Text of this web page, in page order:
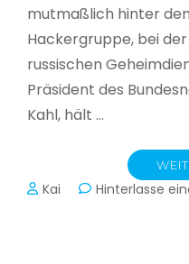
mutmaßlich hinter
Hackergruppe, bei
russischen
Präsident des
Kahl, hält …
Kai Hinterlasse